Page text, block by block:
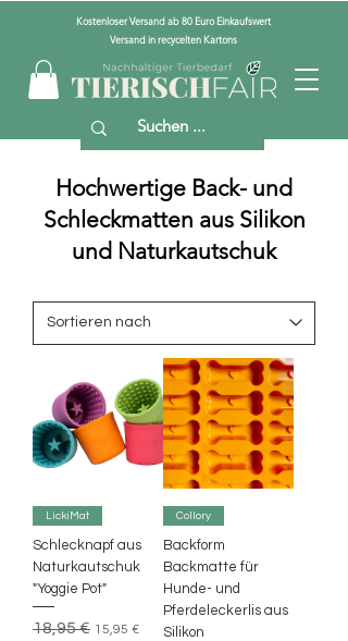
Kostenloser Versand ab 80 Euro Einkaufswert
Versand in recycelten Kartons
Hochwertige Back- und
Schleckmatten aus Silikon
und Naturkautschuk
LickiMat
Schlecknapf aus
Naturkautschuk
"Yoggie Pot"
Standardpreis
18,95 € Sale-Preis
15,95 €
Collory
Backform
Backmatte für
Hunde- und
Pferdeleckerlis aus
Silikon